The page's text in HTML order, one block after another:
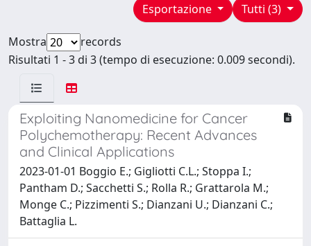
Tutti (3)
Esportazione
Mostra
records
Risultati 1 - 3 di 3 (tempo di esecuzione: 0.009 secondi).
Exploiting Nanomedicine for Cancer
Polychemotherapy: Recent Advances
and Clinical Applications
2023-01-01 Boggio E.; Gigliotti C.L.; Stoppa I.;
Pantham D.; Sacchetti S.; Rolla R.; Grattarola M.;
Monge C.; Pizzimenti S.; Dianzani U.; Dianzani C.;
Battaglia L.